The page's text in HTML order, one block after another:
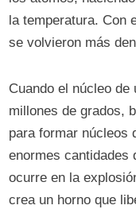
la temperatura. Con
se volvieron más
Cuando el núcleo
millones de grados,
para formar núcleos
enormes cantidades
ocurre en la
crea un horno que